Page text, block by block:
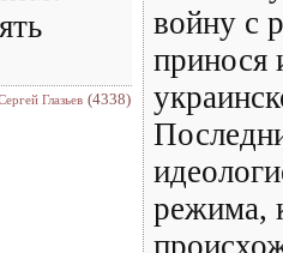
Глазьев (4338)
войну с
принося
режима,